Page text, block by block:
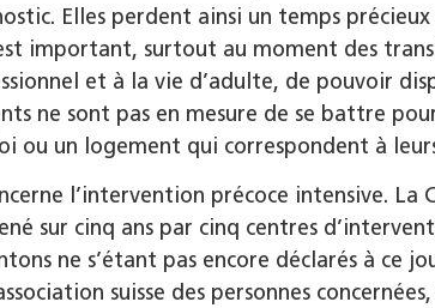
Elles perdent ainsi un temps
important, surtout au moment des
et à la vie d’adulte, de pouvoir
ne sont pas en mesure de se battre
ou un logement qui correspondent à
l’intervention précoce intensive. La
sur cinq ans par cinq centres
ne s’étant pas encore déclarés à ce
suisse des personnes